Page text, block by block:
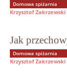
Domowa spiżarnia
Krzysztof Zakrzewski
Jak
Domowa spiżarnia
Krzysztof Zakrzewski